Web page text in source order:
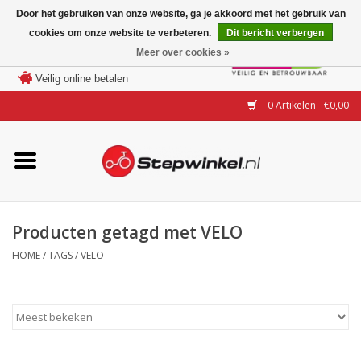
Veilig online betalen
0 Artikelen - €0,00
Merken
Modellen
Accessoires
Steps huren of uitproberen
Producten getagd met VELO
HOME/TAGS/VELO
Door het gebruiken van onze website, ga je akkoord met het gebruik van
cookies om onze website te verbeteren.
Dit bericht verbergen
Meer over cookies »